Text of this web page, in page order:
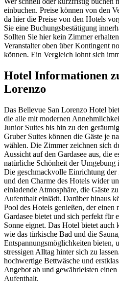
einbuchen. Preise können von den
da hier die Preise von den Hotels
Sie eine Buchungsbestätigung
Sollten Sie hier kein Zimmer
Veranstalter oben über Kontingent
können. Ein Vergleich lohnt sich
Hotel Informationen
Lorenzo
Das Bellevue San Lorenzo Hotel
die alle mit modernen
Junior Suites bis hin zu den
Gruber Suites können die Gäste je
wählen. Die Zimmer zeichnen sich
Aussicht auf den Gardasee aus, die
natürliche Schönheit der
Die geschmackvolle Einrichtung
und den Charme des Hotels wider
einladende Atmosphäre, die Gäste
Aufenthalt einlädt. Darüber hinaus
Pool des Hotels genießen, der einen
Gardasee bietet und sich perfekt für
Sonne eignet. Das Hotel bietet auch
wie das türkische Bad und die
Entspannungsmöglichkeiten bieten,
stressigen Alltag hinter sich zu
hochwertige Bettwäsche und
Angebot ab und gewährleisten
Aufenthalt.